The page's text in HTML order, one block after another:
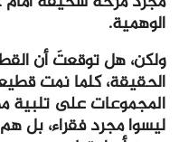
الوهمية.
ولكن، هل توقعتَ أن
الحقيقة، كلما نمت
المجموعات على تلبية
ليسوا مجرد فقراء، بل